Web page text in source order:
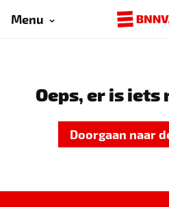
Menu
Oeps, er is iets
Doorgaan naar